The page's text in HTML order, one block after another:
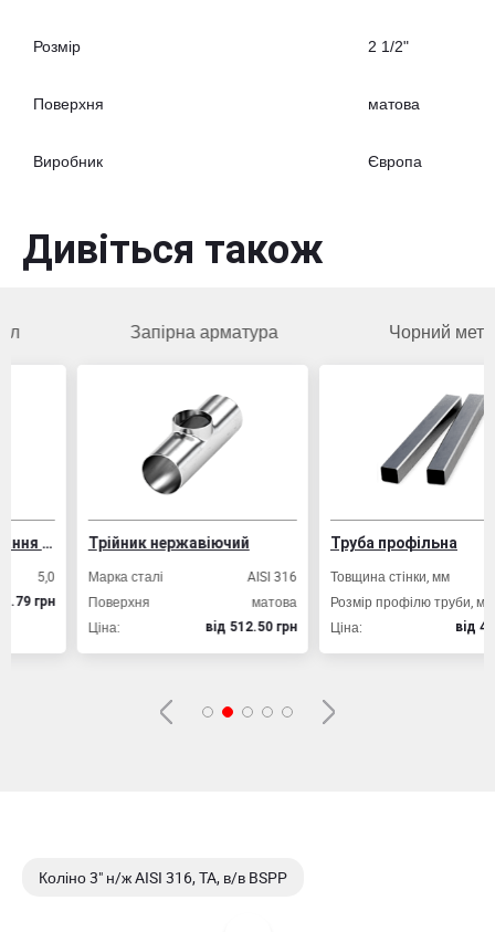
Розмір 2 1/2"
Поверхня матова
Виробник Європа
Дивіться також
Запірна арматура
Трійник нержавіючий
Марка сталі
AISI 316
Поверхня
матова
вiд 512.50 грн
Чорний метал
Труба профільна
Товщина стінки, мм
Розмір профілю труби, мм
Ціна:
вiд 49.80
Коліно 3" н/ж AISI 316, TA, в/в BSPP